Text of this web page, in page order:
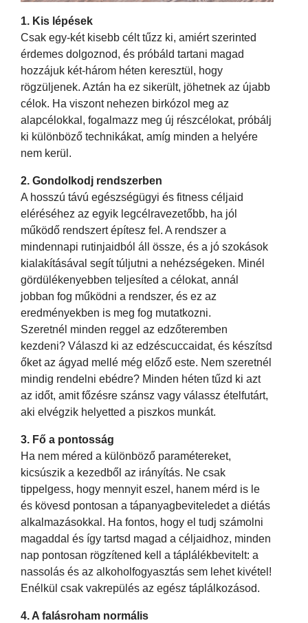
1. Kis lépések
Csak egy-két kisebb célt tűzz ki, amiért szerinted
érdemes dolgoznod, és próbáld tartani magad
hozzájuk két-három héten keresztül, hogy
rögzüljenek. Aztán ha ez sikerült, jöhetnek az újabb
célok. Ha viszont nehezen birkózol meg az
alapcélokkal, fogalmazz meg új részcélokat, próbálj
ki különböző technikákat, amíg minden a helyére
nem kerül.
2. Gondolkodj rendszerben
A hosszú távú egészségügyi és fitness céljaid
eléréséhez az egyik legcélravezetőbb, ha jól
működő rendszert építesz fel. A rendszer a
mindennapi rutinjaidból áll össze, és a jó szokások
kialakításával segít túljutni a nehézségeken. Minél
gördülékenyebben teljesíted a célokat, annál
jobban fog működni a rendszer, és ez az
eredményekben is meg fog mutatkozni.
Szeretnél minden reggel az edzőteremben
kezdeni? Válaszd ki az edzéscuccaidat, és készítsd
őket az ágyad mellé még előző este. Nem szeretnél
mindig rendelni ebédre? Minden héten tűzd ki azt
az időt, amit főzésre szánsz vagy válassz ételfutárt,
aki elvégzik helyetted a piszkos munkát.
3. Fő a pontosság
Ha nem méred a különböző paramétereket,
kicsúszik a kezedből az irányítás. Ne csak
tippelgess, hogy mennyit eszel, hanem mérd is le
és kövesd pontosan a tápanyagbeviteledet a diétás
alkalmazásokkal. Ha fontos, hogy el tudj számolni
magaddal és így tartsd magad a céljaidhoz, minden
nap pontosan rögzítened kell a táplálékbevitelt: a
nassolás és az alkoholfogyasztás sem lehet kivétel!
Enélkül csak vakrepülés az egész táplálkozásod.
4. A falásroham normális